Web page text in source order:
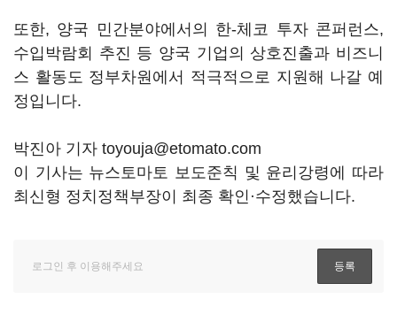
또한, 양국 민간분야에서의 한-체코 투자 콘퍼런스,
수입박람회 추진 등 양국 기업의 상호진출과 비즈니
스 활동도 정부차원에서 적극적으로 지원해 나갈 예
정입니다.
박진아 기자 toyouja@etomato.com
이 기사는 뉴스토마토 보도준칙 및 윤리강령에 따라
최신형 정치정책부장이 최종 확인·수정했습니다.